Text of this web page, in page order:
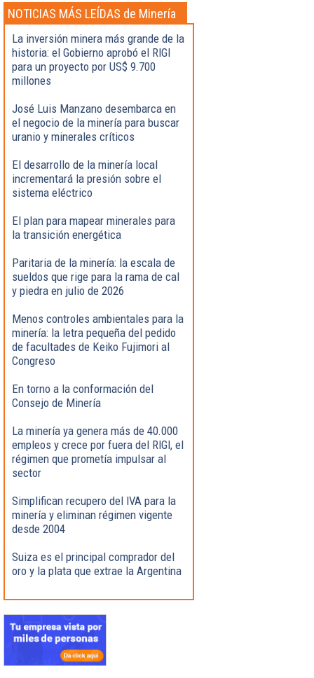
NOTICIAS MÁS LEÍDAS de Minería
La inversión minera más grande de la
historia: el Gobierno aprobó el RIGI
para un proyecto por US$ 9.700
millones
José Luis Manzano desembarca en
el negocio de la minería para buscar
uranio y minerales críticos
El desarrollo de la minería local
incrementará la presión sobre el
sistema eléctrico
El plan para mapear minerales para
la transición energética
Paritaria de la minería: la escala de
sueldos que rige para la rama de cal
y piedra en julio de 2026
Menos controles ambientales para la
minería: la letra pequeña del pedido
de facultades de Keiko Fujimori al
Congreso
En torno a la conformación del
Consejo de Minería
La minería ya genera más de 40.000
empleos y crece por fuera del RIGI, el
régimen que prometía impulsar al
sector
Simplifican recupero del IVA para la
minería y eliminan régimen vigente
desde 2004
Suiza es el principal comprador del
oro y la plata que extrae la Argentina